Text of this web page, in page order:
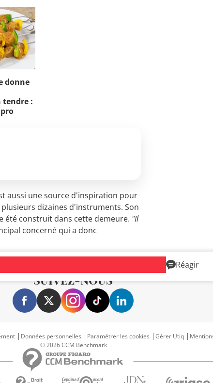
donne
tendre :
aussi une source d'inspiration pour
dizaines d'instruments. Son
été construit dans cette demeure. "Il
concerné qui a donc
Réagir
SUIVEZ-NOUS
Données personnelles Paramétrer les cookies Gérer Utiq
© 2026 CCM Benchmark